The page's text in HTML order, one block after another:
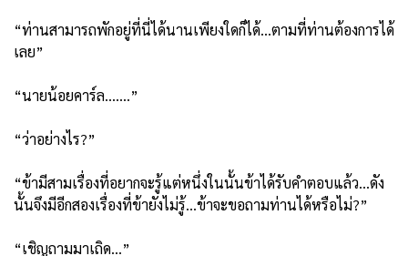
“ท่านสามารถพักอยู่ที่นี่ได้นานเพียงใดก็ได้...ตามที่ท่านต้องการได้
เลย”
“นายน้อยคาร์ล.......”
“ว่าอย่างไร?”
“ข้ามีสามเรื่องที่อยากจะรู้แต่หนึ่งในนั้นข้าได้รับคำตอบแล้ว...ดัง
นั้นจึงมีอีกสองเรื่องที่ข้ายังไม่รู้...ข้าจะขอถามท่านได้หรือไม่?”
“เชิญถามมาเถิด...”